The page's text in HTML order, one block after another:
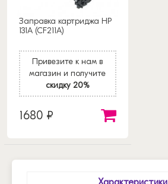
Заправка картриджа HP
131A (CF211A)
Привезите к нам в
магазин и получите
скидку 20%
1680 ₽